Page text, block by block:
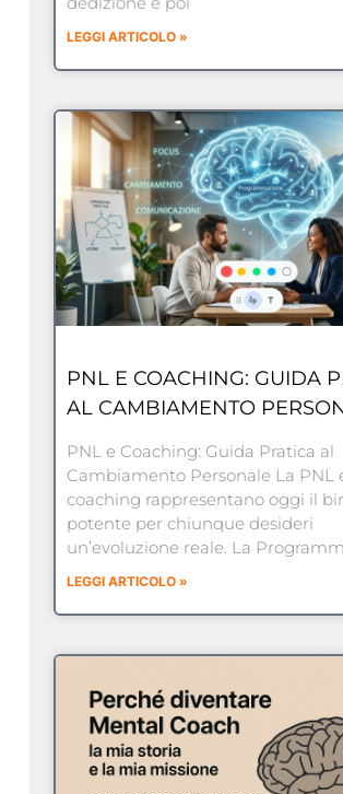
LEGGI ARTICOLO »
PNL E COACHING: GUIDA
AL CAMBIAMENTO
PNL e Coaching: Guida Pratica al
Cambiamento Personale La PNL
coaching rappresentano oggi il
potente per chiunque desideri
un’evoluzione reale. La
LEGGI ARTICOLO »